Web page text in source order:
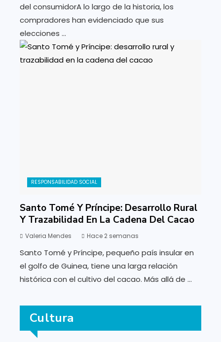
del consumidorA lo largo de la historia, los
compradores han evidenciado que sus
elecciones ...
RESPONSABILIDAD SOCIAL
Santo Tomé Y Príncipe: Desarrollo Rural
Y Trazabilidad En La Cadena Del Cacao
Valeria Mendes Hace 2 semanas
Santo Tomé y Príncipe, pequeño país insular en
el golfo de Guinea, tiene una larga relación
histórica con el cultivo del cacao. Más allá de ...
Cultura